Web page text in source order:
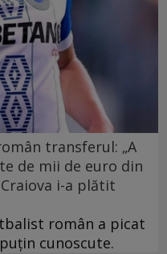
transferul: „A
de mii de euro din
i-a plătit
român a picat
cunoscute.